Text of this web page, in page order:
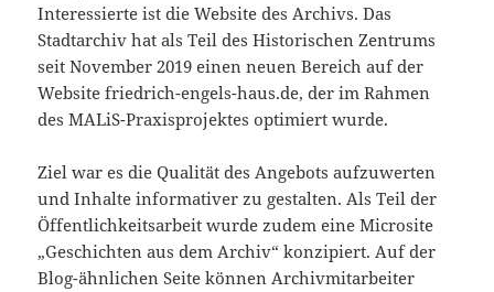
Interessierte ist die Website des Archivs. Das
Stadtarchiv hat als Teil des Historischen Zentrums
seit November 2019 einen neuen Bereich auf der
Website friedrich-engels-haus.de, der im Rahmen
des MALiS-Praxisprojektes optimiert wurde.
Ziel war es die Qualität des Angebots aufzuwerten
und Inhalte informativer zu gestalten. Als Teil der
Öffentlichkeitsarbeit wurde zudem eine Microsite
„Geschichten aus dem Archiv“ konzipiert. Auf der
Blog-ähnlichen Seite können Archivmitarbeiter